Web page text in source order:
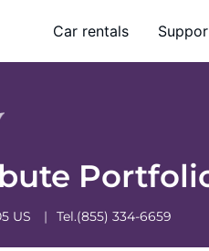
Car rentals
US Tel.(855) 334-6659
do Hotel